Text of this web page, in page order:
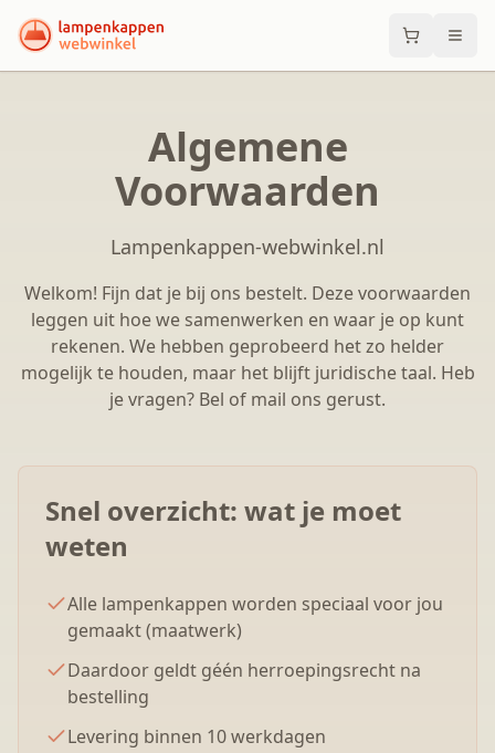
Algemene
Voorwaarden
Lampenkappen-webwinkel.nl
Welkom! Fijn dat je bij ons bestelt. Deze voorwaarden
leggen uit hoe we samenwerken en waar je op kunt
rekenen. We hebben geprobeerd het zo helder
mogelijk te houden, maar het blijft juridische taal. Heb
je vragen? Bel of mail ons gerust.
Snel overzicht: wat je moet
weten
Alle lampenkappen worden speciaal voor jou
gemaakt (maatwerk)
Daardoor geldt géén herroepingsrecht na
bestelling
Levering binnen 10 werkdagen